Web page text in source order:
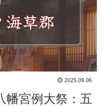
2025.09.06
幡宮例大祭：五